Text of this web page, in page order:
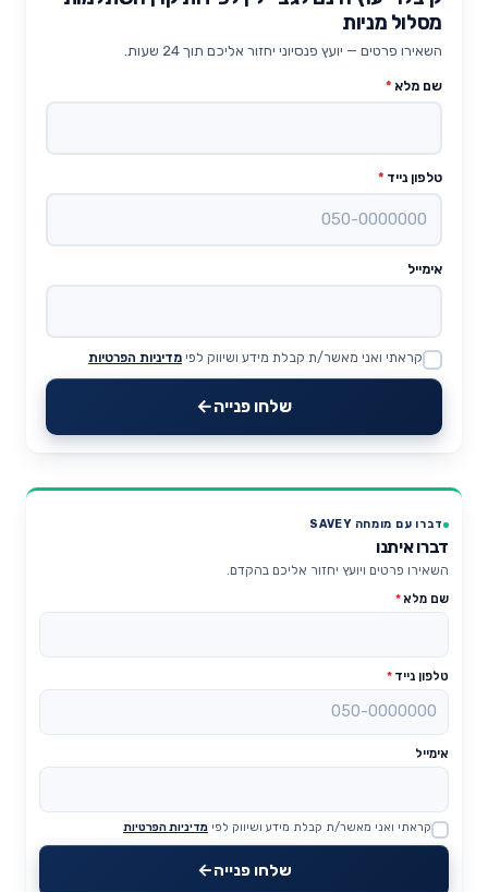
מסלול מניות
השאירו פרטים — יועץ פנסיוני יחזור אליכם תוך 24 שעות.
שם מלא *
טלפון נייד *
אימייל
Website
קראתי ואני מאשר/ת קבלת מידע ושיווק לפי מדיניות הפרטיות
שלחו פנייה
דברו עם מומחה SAVEY
דברו איתנו
השאירו פרטים ויועץ יחזור אליכם בהקדם.
שם מלא*
טלפון נייד *
אימייל
Website
קראתי ואני מאשר/ת קבלת מידע ושיווק לפי מדיניות הפרטיות
שלחו פנייה